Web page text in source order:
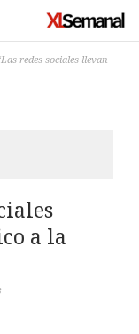
redes sociales llevan
a la